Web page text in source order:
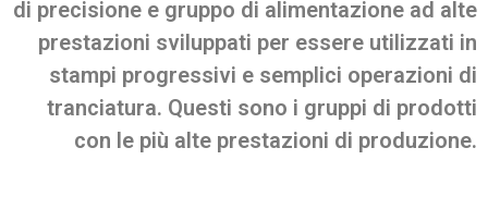
di precisione e gruppo di alimentazione ad alte
prestazioni sviluppati per essere utilizzati in
stampi progressivi e semplici operazioni di
tranciatura. Questi sono i gruppi di prodotti
con le più alte prestazioni di produzione.